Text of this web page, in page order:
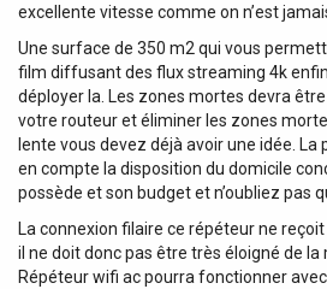
excellente vitesse comme on n’est
Une surface de 350 m2 qui vous
film diffusant des flux streaming 4k
déployer la. Les zones mortes devra
votre routeur et éliminer les zones
lente vous devez déjà avoir une idée.
en compte la disposition du domicile
possède et son budget et n’oubliez pas
La connexion filaire ce répéteur ne
il ne doit donc pas être très éloigné de la
Répéteur wifi ac pourra fonctionner